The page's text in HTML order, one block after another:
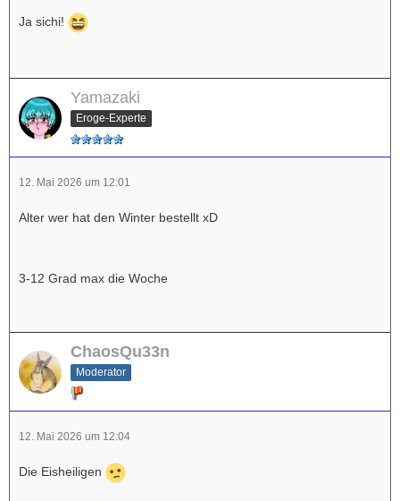
Ja sichi!
Yamazaki
Eroge-Experte
12. Mai 2026 um 12:01
Alter wer hat den Winter bestellt xD
3-12 Grad max die Woche
ChaosQu33n
Moderator
12. Mai 2026 um 12:04
Die Eisheiligen